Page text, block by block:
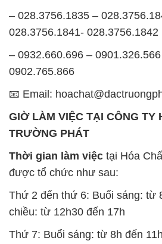
– 028.3756.1835 –
028.3756.1841- 028.3756.1842
– 0932.660.696 –
0902.765.866
📧 Email:
GIỜ LÀM VIỆC TẠI CÔNG TY
TRƯỜNG PHÁT
Thời gian làm việc tại Hóa
được tổ chức như sau:
Thứ 2 đến thứ 6: Buổi sáng: từ
chiều: từ 12h30 đến 17h
Thứ 7: Buổi sáng: từ 8h đến